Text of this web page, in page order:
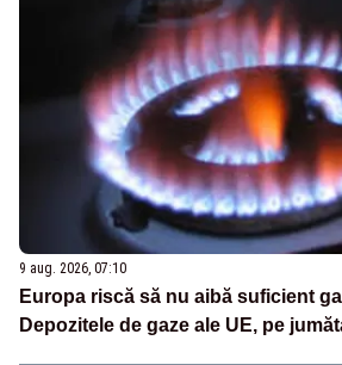
9 aug. 2026, 07:10
Europa riscă să nu aibă suficient
Depozitele de gaze ale UE, pe